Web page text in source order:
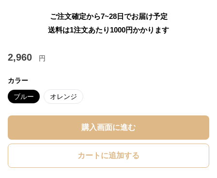
ご注文確定から7~28日でお届け予定
送料は1注文あたり 1000円かかります
2,960 円
カラー
ブルー オレンジ
購入画面に進む
カートに追加する